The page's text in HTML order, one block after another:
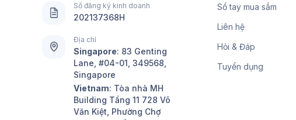
Số đăng ký kinh doanh
202137368H
Địa chỉ
Singapore: 83 Genting
Lane, #04-01, 349568,
Singapore
Vietnam: Tòa nhà MH
Building Tầng 11 728 Võ
Văn Kiệt, Phường Chợ
Sổ tay mua sắm
Liên hệ
Hỏi & Đáp
Tuyển dụng